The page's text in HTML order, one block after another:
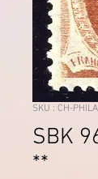
SKU : CH-
SBK
**